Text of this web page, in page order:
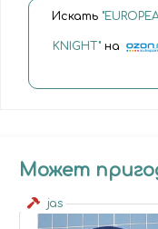
Искать
KNIGHT"на
Может
jas